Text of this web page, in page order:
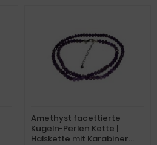
Amethyst facettierte
Kugeln-Perlen Kette |
Halskette mit Karabiner